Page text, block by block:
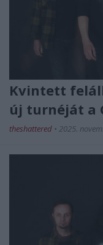
Kvintett
új turnéját a
theshattered • 2025.